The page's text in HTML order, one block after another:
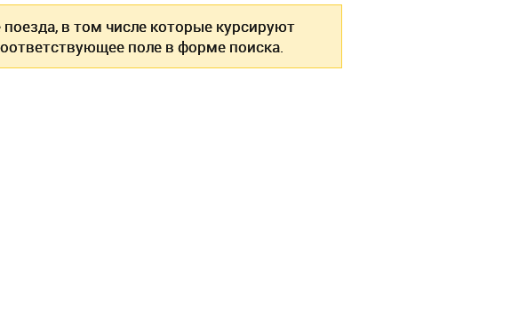
в том числе которые курсируют
поле в форме поиска.